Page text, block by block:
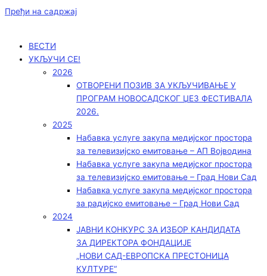
Пређи на садржај
ВЕСТИ
УКЉУЧИ СЕ!
2026
ОТВОРЕНИ ПОЗИВ ЗА УКЉУЧИВАЊЕ У
ПРОГРАМ НОВОСАДСКОГ ЏЕЗ ФЕСТИВАЛА
2026.
2025
Набавка услуге закупа медијског простора
за телевизијско емитовање – АП Војводинa
Набавка услуге закупа медијског простора
за телевизијско емитовање – Град Нови Сад
Набавка услуге закупа медијског простора
за радијско емитовање – Град Нови Сад
2024
ЈАВНИ КОНКУРС ЗА ИЗБОР КАНДИДАТА
ЗА ДИРЕКТОРА ФОНДАЦИЈЕ
„НОВИ САД-ЕВРОПСКА ПРЕСТОНИЦА
КУЛТУРЕ“